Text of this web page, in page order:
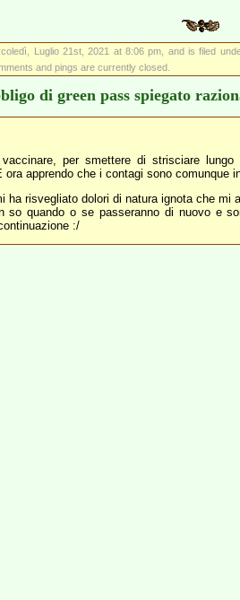
Luglio 21st, 2021 at 8:06 pm, and is filed
and pings are currently closed.
di green pass spiegato
per smettere di strisciare
ora apprendo che i contagi sono comunque
ha risvegliato dolori di natura ignota che
so quando o se passeranno di nuovo e
:/